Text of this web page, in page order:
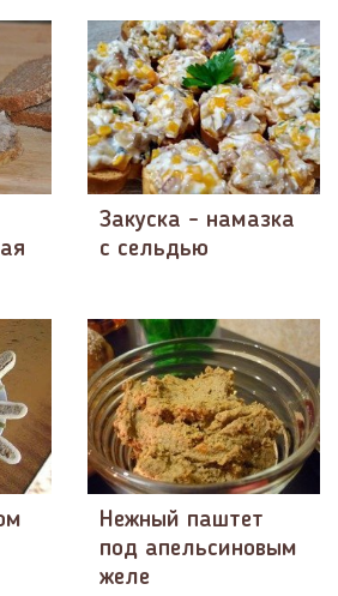
Закуска - намазка
с сельдью
Нежный паштет
под апельсиновым
желе